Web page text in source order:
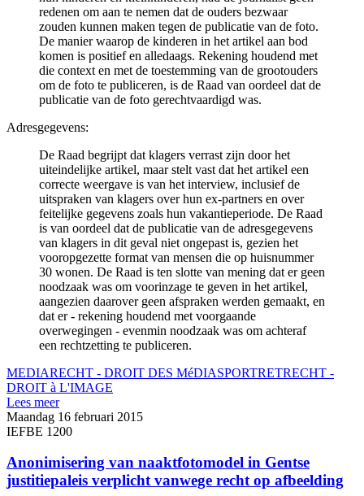
redenen om aan te nemen dat de ouders bezwaar
zouden kunnen maken tegen de publicatie van de foto.
De manier waarop de kinderen in het artikel aan bod
komen is positief en alledaags. Rekening houdend met
die context en met de toestemming van de grootouders
om de foto te publiceren, is de Raad van oordeel dat de
publicatie van de foto gerechtvaardigd was.
Adresgegevens:
De Raad begrijpt dat klagers verrast zijn door het
uiteindelijke artikel, maar stelt vast dat het artikel een
correcte weergave is van het interview, inclusief de
uitspraken van klagers over hun ex-partners en over
feitelijke gegevens zoals hun vakantieperiode. De Raad
is van oordeel dat de publicatie van de adresgegevens
van klagers in dit geval niet ongepast is, gezien het
vooropgezette format van mensen die op huisnummer
30 wonen. De Raad is ten slotte van mening dat er geen
noodzaak was om voorinzage te geven in het artikel,
aangezien daarover geen afspraken werden gemaakt, en
dat er - rekening houdend met voorgaande
overwegingen - evenmin noodzaak was om achteraf
een rechtzetting te publiceren.
MEDIARECHT - DROIT DES MéDIASPORTRETRECHT -
DROIT à L'IMAGE
Lees meer
Maandag 16 februari 2015
IEFBE 1200
Anonimisering van naaktfotomodel in Gentse
justitiepaleis verplicht vanwege recht op afbeelding